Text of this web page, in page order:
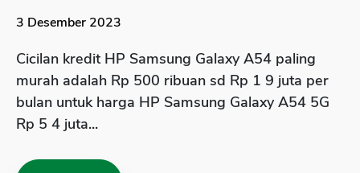
Asuransi Kesehatan
Asuransi Syariah
3 Desember 2023
Cicilan kredit HP Samsung Galaxy A54 paling
murah adalah Rp 500 ribuan sd Rp 1 9 juta per
bulan untuk harga HP Samsung Galaxy A54 5G
Rp 5 4 juta...